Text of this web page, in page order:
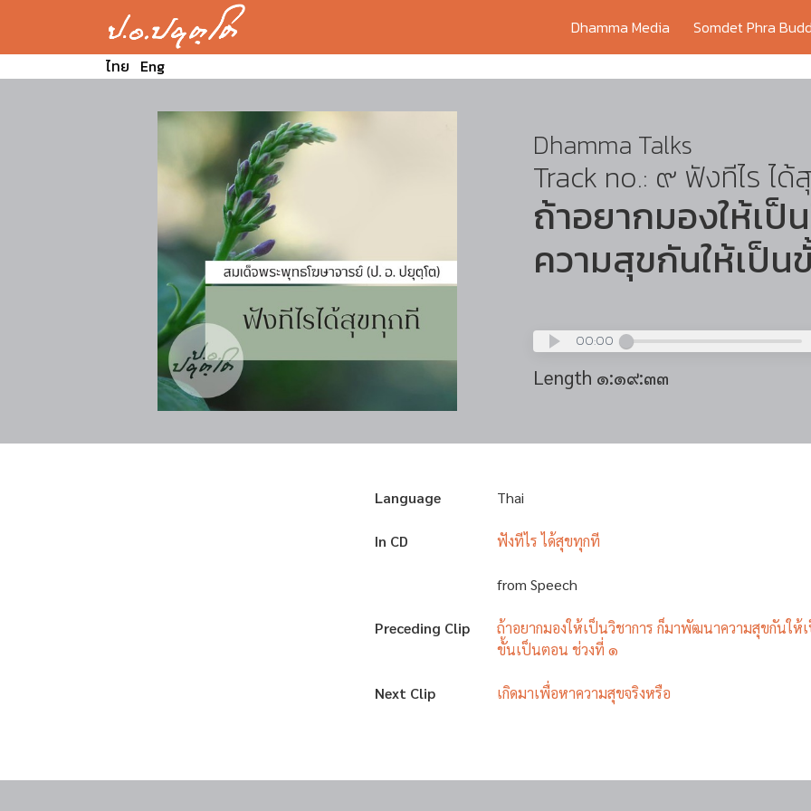
Dhamma Media Somdet Phra
ไทย Eng
Dhamma Talks
Track no.: ๙ ฟังทีไร ได้
ถ้าอยากมองให้เ
ความสุขกันให้เป็
00:00
Length ๑:๑๙:๓๓
Language Thai
In CD ฟังทีไร ได้สุขทุกที
from Speech
Preceding Clip
ถ้าอยากมองให้เป็นวิชาการ ก็มาพัฒนาความสุขกันให้
ขั้นเป็นตอน ช่วงที่ ๑
Next Clip เกิดมาเพื่อหาความสุขจริงหรือ